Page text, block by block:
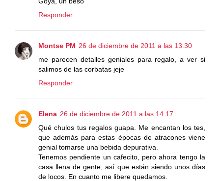
Responder
Montse PM 26 de diciembre de 2011 a las 13:30
me parecen detalles geniales para regalo, a ver si
salimos de las corbatas jeje
Responder
Elena 26 de diciembre de 2011 a las 14:17
Qué chulos tus regalos guapa. Me encantan los tes,
que además para estas épocas de atracones viene
genial tomarse una bebida depurativa.
Tenemos pendiente un cafecito, pero ahora tengo la
casa llena de gente, así que están siendo unos días
de locos. En cuanto me libere quedamos.